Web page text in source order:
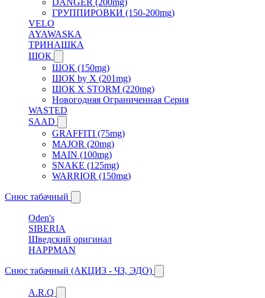
ГРУППИРОВКИ (150-200mg)
VELO
AYAWASKA
ТРИНАШКА
ШОК
ШОК (150mg)
ШОК by X (201mg)
ШОК X STORM (220mg)
Новогодняя Ограниченная Серия
WASTED
SAAD
GRAFFITI (75mg)
MAJOR (20mg)
MAIN (100mg)
SNAKE (125mg)
WARRIOR (150mg)
Снюс табачный
Oden's
SIBERIA
Шведский оригинал
HAPPMAN
Снюс табачный (АКЦИЗ - ЧЗ, ЭДО)
A.R.Q